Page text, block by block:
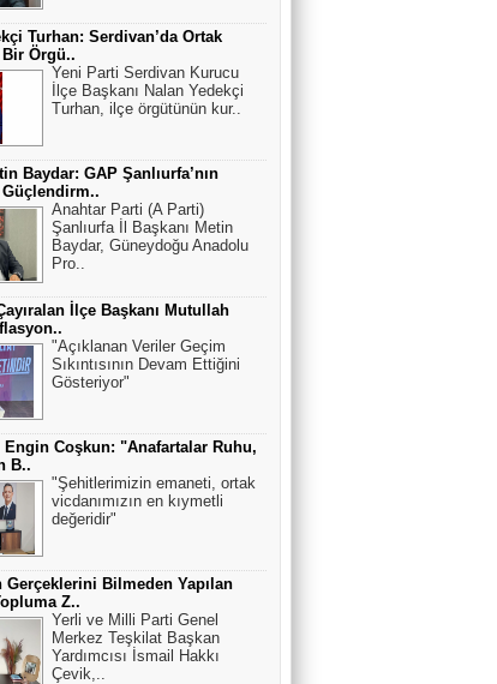
Turhan: Serdivan’da Ortak
Bir Örgü..
Yeni Parti Serdivan Kurucu
İlçe Başkanı Nalan Yedekçi
Turhan, ilçe örgütünün kur..
Baydar: GAP Şanlıurfa’nın
Anahtar Parti (A Parti)
Şanlıurfa İl Başkanı Metin
Baydar, Güneydoğu Anadolu
Pro..
İlçe Başkanı Mutullah
"Açıklanan Veriler Geçim
Sıkıntısının Devam Ettiğini
Gösteriyor"
Coşkun: "Anafartalar Ruhu,
B..
"Şehitlerimizin emaneti, ortak
vicdanımızın en kıymetli
değeridir"
Gerçeklerini Bilmeden Yapılan
Z..
Yerli ve Milli Parti Genel
Merkez Teşkilat Başkan
Yardımcısı İsmail Hakkı
Çevik,..